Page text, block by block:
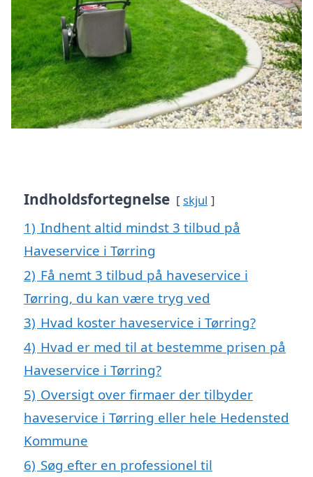
Indholdsfortegnelse skjul
1) Indhent altid mindst 3 tilbud på
Haveservice i Tørring
2) Få nemt 3 tilbud på haveservice i
Tørring, du kan være tryg ved
3) Hvad koster haveservice i Tørring?
4) Hvad er med til at bestemme prisen på
Haveservice i Tørring?
5) Oversigt over firmaer der tilbyder
haveservice i Tørring eller hele Hedensted
Kommune
6) Søg efter en professionel til